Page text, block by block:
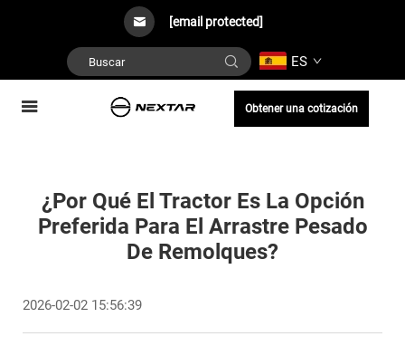
[email protected]
ES
Obtener una cotización
¿Por Qué El Tractor Es La Opción
Preferida Para El Arrastre Pesado
De Remolques?
2026-02-02 15:56:39